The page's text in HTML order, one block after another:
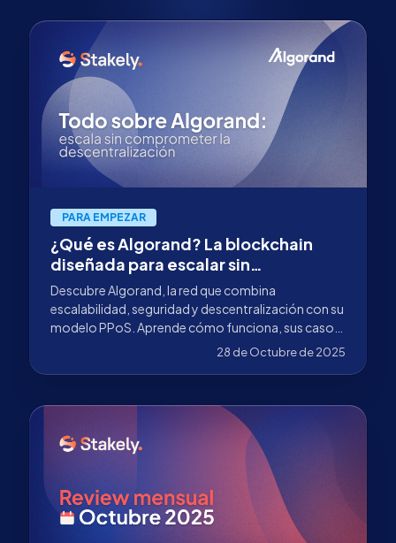
PARA EMPEZAR
¿Qué es Algorand? La blockchain
diseñada para escalar sin
comprometer la descentralización
Descubre Algorand, la red que combina
escalabilidad, seguridad y descentralización con su
modelo PPoS. Aprende cómo funciona, sus casos
de uso reales y cómo delegar tus ALGO con
28 de Octubre de 2025